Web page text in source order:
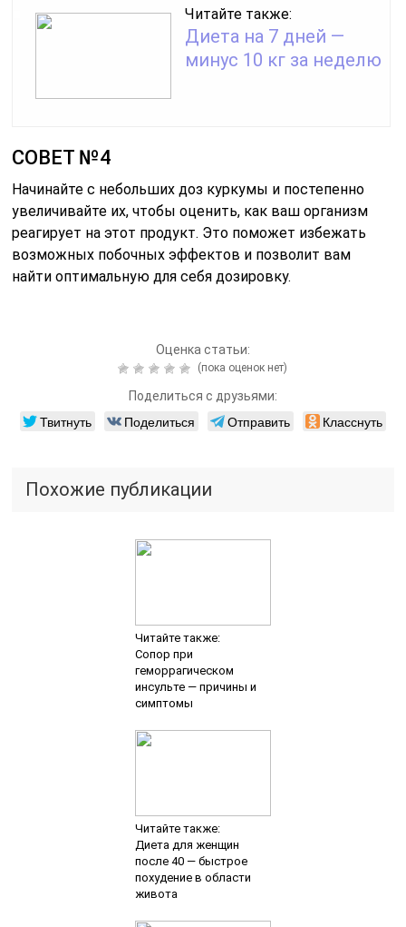
Читайте также:
Диета на 7 дней —
минус 10 кг за неделю
СОВЕТ №4
Начинайте с небольших доз куркумы и постепенно
увеличивайте их, чтобы оценить, как ваш организм
реагирует на этот продукт. Это поможет избежать
возможных побочных эффектов и позволит вам
найти оптимальную для себя дозировку.
Оценка статьи:
(пока оценок нет)
Поделиться с друзьями:
Твитнуть Поделиться Отправить Класснуть
Похожие публикации
Читайте также:
Сопор при
геморрагическом
инсульте — причины и
симптомы
Читайте также:
Диета для женщин
после 40 — быстрое
похудение в области
живота